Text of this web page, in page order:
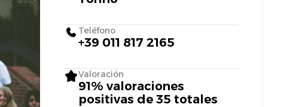
Teléfono
+39 011 817 2165
Valoración
91% valoraciones
positivas de 35 totales